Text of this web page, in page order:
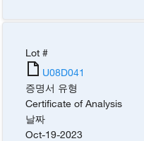
Lot #
U08D041
증명서 유형
Certificate of Analysis
날짜
Oct-19-2023